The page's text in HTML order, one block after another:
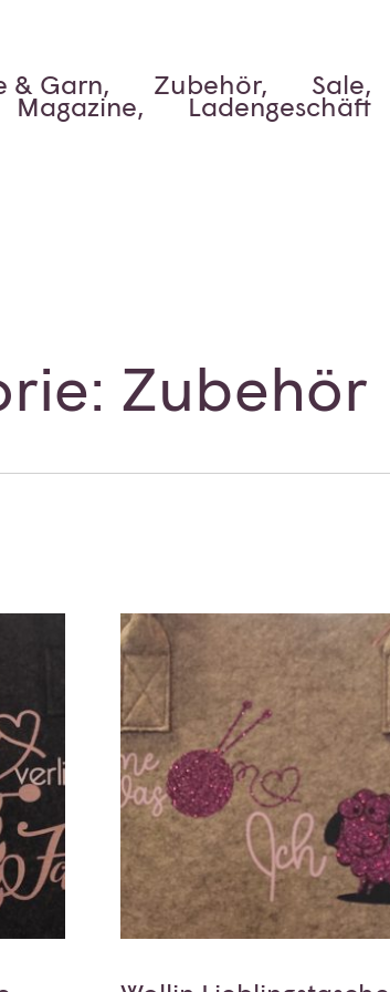
& Garn, Zubehör, Sale,
Magazine, Ladengeschäft
Zubehör